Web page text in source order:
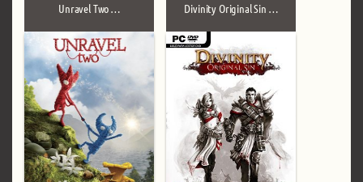
Unravel Two … Divinity Original Sin …